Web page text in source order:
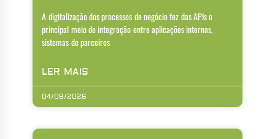
A digitalização dos processos de negócio fez das APIs o
principal meio de integração entre aplicações internas,
sistemas de parceiros
LER MAIS
04/08/2026